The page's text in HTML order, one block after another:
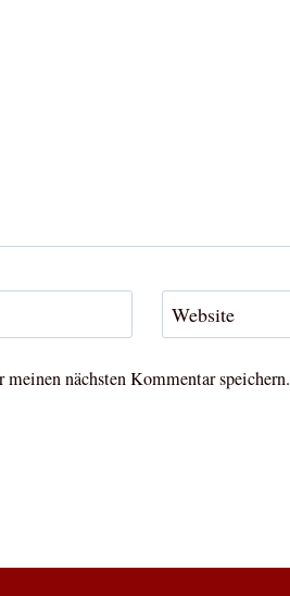
Website
nächsten Kommentar speichern.